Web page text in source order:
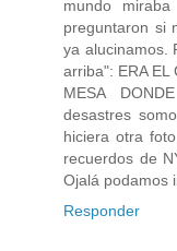
mundo
preguntaron si
ya alucinamos.
arriba": ERA EL
MESA
desastres
hiciera otra
recuerdos de
Ojalá podamos
Responder